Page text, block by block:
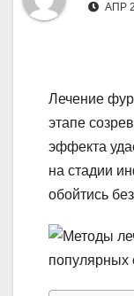
АПР
Лечение
этапе
эффекта
на стадии
обойтись